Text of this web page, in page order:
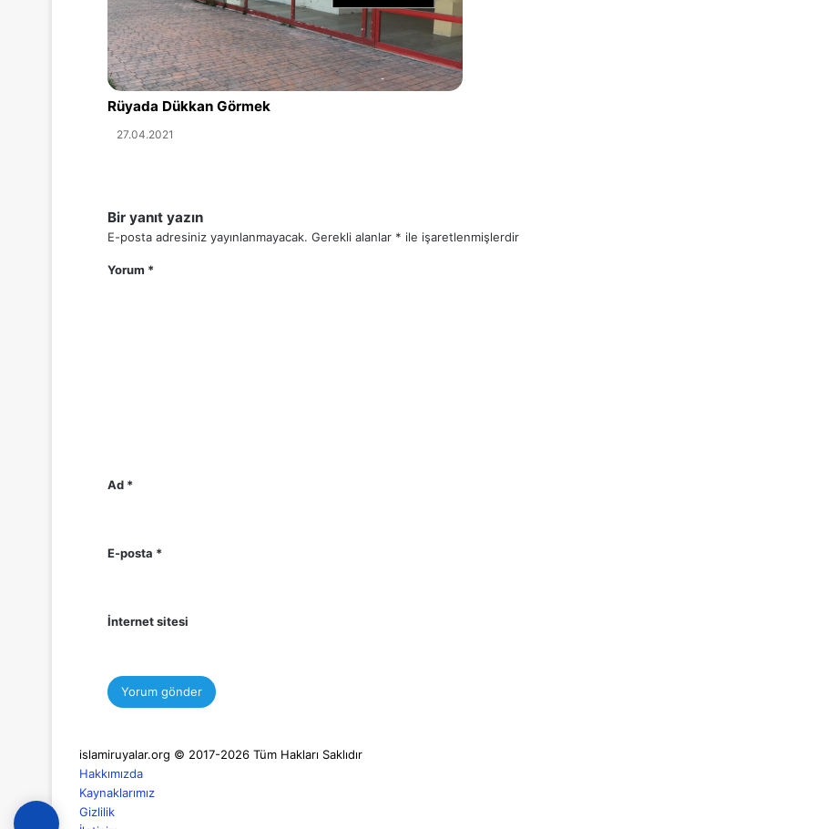
Rüyada Dükkan Görmek
27.04.2021
Bir yanıt yazın
E-posta adresiniz yayınlanmayacak. Gerekli alanlar * ile işaretlenmişlerdir
Yorum *
Ad *
E-posta *
İnternet sitesi
islamiruyalar.org © 2017-2026 Tüm Hakları Saklıdır
Hakkımızda
Kaynaklarımız
Gizlilik